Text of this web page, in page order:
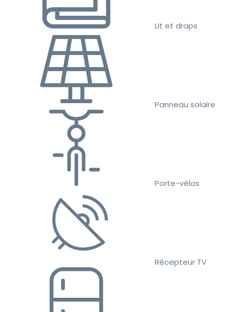
Lit et draps
Panneau solaire
Porte-vélos
Récepteur TV